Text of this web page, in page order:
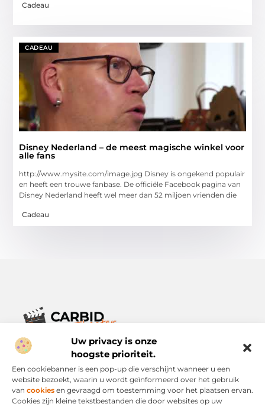
Uw privacy is onze
hoogste prioriteit.
Een cookiebanner is een pop-up die verschijnt wanneer u een
website bezoekt, waarin u wordt geïnformeerd over het gebruik
van cookies en gevraagd om toestemming voor het plaatsen ervan.
Cookies zijn kleine tekstbestanden die door websites op uw
Cadeau
CADEAU
Disney Nederland – de meest magische winkel voor
alle fans
http://www.mysite.com/image.jpg Disney is ongekend populair
en heeft een trouwe fanbase. De officiële Facebook pagina van
Disney Nederland heeft wel meer dan 52 miljoen vrienden die
Cadeau
Verhalen die het alledaagse leven verrijken.
Ontdek een breed scala aan blogs en artikelen die je inspireren,
informeren en verrijken – voor elke dag, voor iedereen.
Bericht categorie